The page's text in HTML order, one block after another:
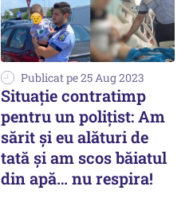
Publicat pe 25 Aug 2023
Situație contratimp
pentru un polițist: Am
sărit și eu alături de
tată și am scos băiatul
din apă… nu respira!